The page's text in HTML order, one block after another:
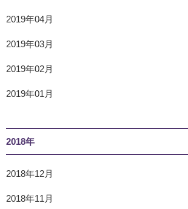
2019年04月
2019年03月
2019年02月
2019年01月
2018年
2018年12月
2018年11月